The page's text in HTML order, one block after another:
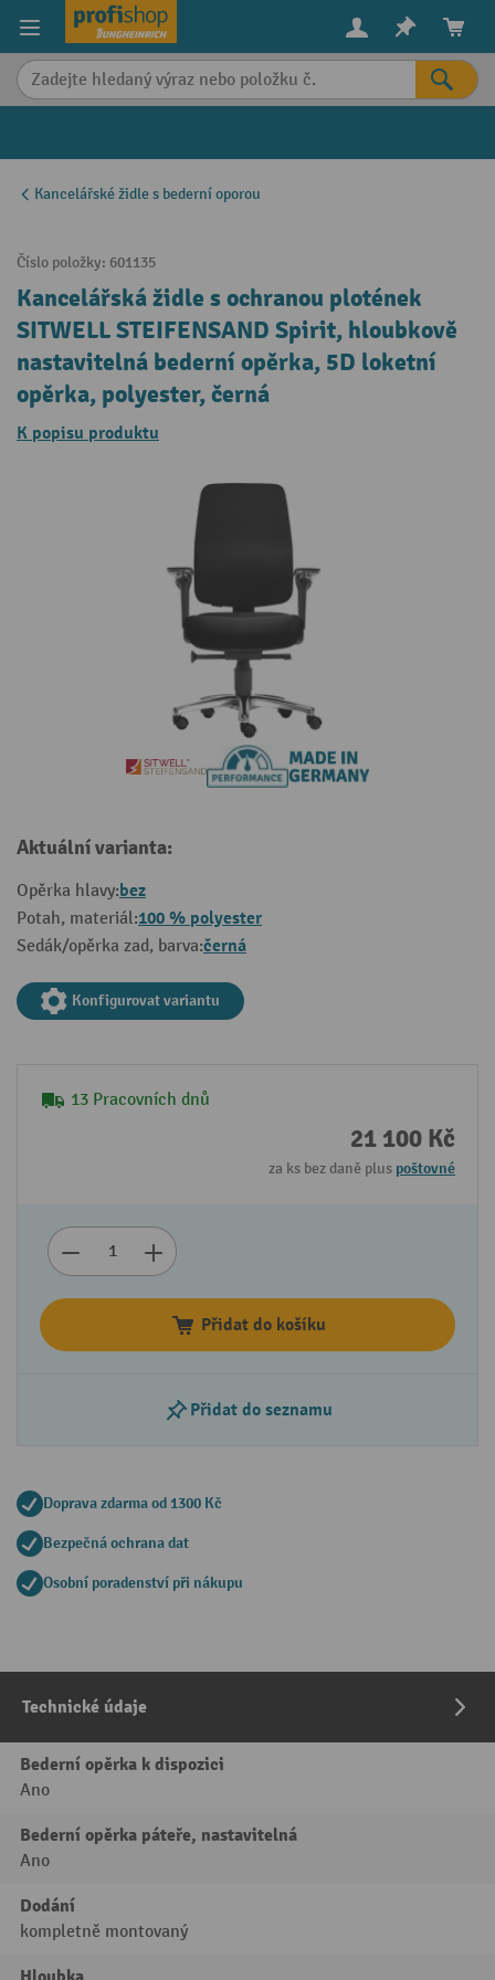
content
Kancelářské židle s bederní oporou
Číslo položky: 601135
Kancelářská židle s ochranou plotének
SITWELL STEIFENSAND Spirit, hloubkově
nastavitelná bederní opěrka, 5D loketní
opěrka, polyester, černá
K popisu produktu
Aktuální varianta:
Opěrka hlavy:bez
Potah, materiál:100 % polyester
Sedák/opěrka zad, barva:černá
Konfigurovat variantu
13 Pracovních dnů
21 100 Kč
za ks bez daně plus poštovné
Přidat do košíku
Přidat do seznamu
Doprava zdarma od 1300 Kč
Bezpečná ochrana dat
Osobní poradenství při nákupu
Technické údaje
Bederní opěrka k dispozici
Ano
Bederní opěrka páteře, nastavitelná
Ano
Dodání
kompletně montovaný